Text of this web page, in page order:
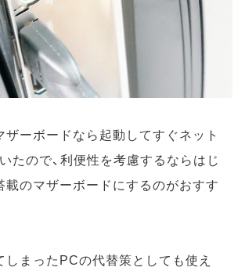
ーボードなら起動してすぐネット
たので、利便性を考慮するならはじ
のマザーボードにするのがおすす
まったPCの代替策としても使え